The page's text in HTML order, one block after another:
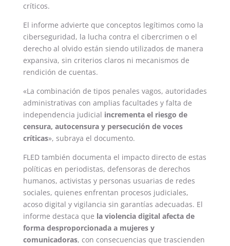
críticos.
El informe advierte que conceptos legítimos como la
ciberseguridad, la lucha contra el cibercrimen o el
derecho al olvido están siendo utilizados de manera
expansiva, sin criterios claros ni mecanismos de
rendición de cuentas.
«La combinación de tipos penales vagos, autoridades
administrativas con amplias facultades y falta de
independencia judicial incrementa el riesgo de
censura, autocensura y persecución de voces
críticas», subraya el documento.
FLED también documenta el impacto directo de estas
políticas en periodistas, defensoras de derechos
humanos, activistas y personas usuarias de redes
sociales, quienes enfrentan procesos judiciales,
acoso digital y vigilancia sin garantías adecuadas. El
informe destaca que la violencia digital afecta de
forma desproporcionada a mujeres y
comunicadoras, con consecuencias que trascienden